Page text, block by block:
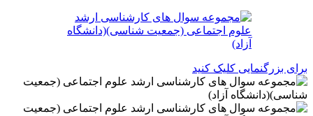
برای بزرگنمایی کلیک کنید